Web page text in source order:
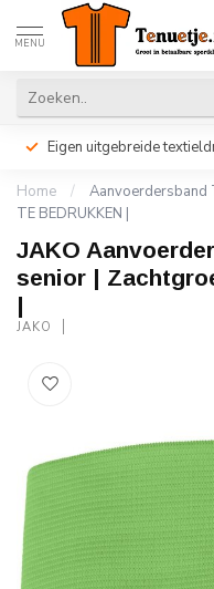
MENU
Eigen uitgebreide
Home /
Aanvoerdersband
TE BEDRUKKEN |
JAKO
senior |
|
JAKO